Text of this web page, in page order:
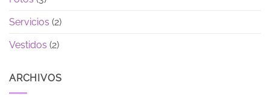
Servicios (2)
Vestidos (2)
ARCHIVOS